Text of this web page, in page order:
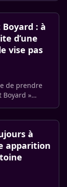
: à
d’une
vise pas
de prendre
Boyard »
à
apparition